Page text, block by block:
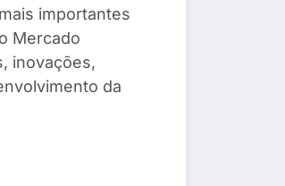
importantes
Mercado
inovações,
da